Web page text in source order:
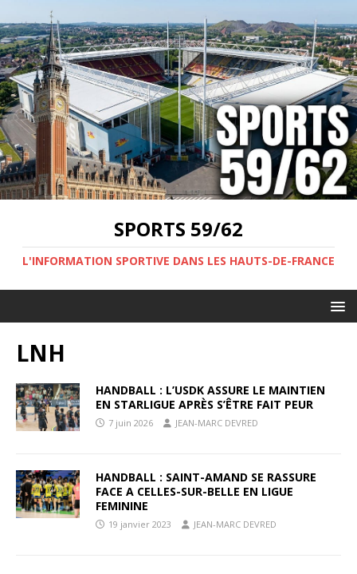
SPORTS 59/62
L'INFORMATION SPORTIVE DANS LES HAUTS-DE-FRANCE
LNH
HANDBALL : L’USDK ASSURE LE MAINTIEN
EN STARLIGUE APRÈS S’ÊTRE FAIT PEUR
7 juin 2026 JEAN-MARC DEVRED
HANDBALL : SAINT-AMAND SE RASSURE
FACE A CELLES-SUR-BELLE EN LIGUE
FEMININE
19 janvier 2023 JEAN-MARC DEVRED